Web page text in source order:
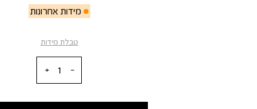
מידות אחרונות
טבלת מידות